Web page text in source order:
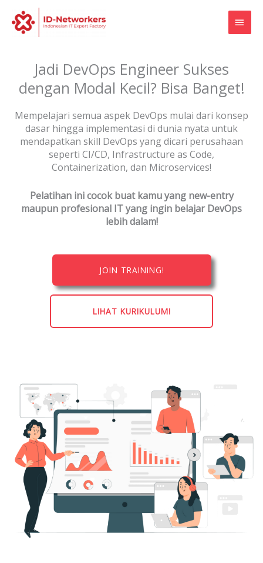
content
Jadi DevOps Engineer Sukses
dengan Modal Kecil? Bisa Banget!
Mempelajari semua aspek DevOps mulai dari konsep
dasar hingga implementasi di dunia nyata untuk
mendapatkan skill DevOps yang dicari perusahaan
seperti CI/CD, Infrastructure as Code,
Containerization, dan Microservices!
Pelatihan ini cocok buat kamu yang new-entry
maupun profesional IT yang ingin belajar DevOps
lebih dalam!
JOIN TRAINING!
LIHAT KURIKULUM!